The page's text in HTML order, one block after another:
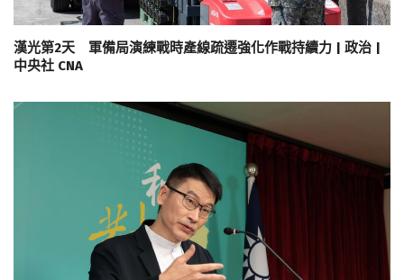
漢光第2天 軍備局演練戰時產線疏遷強化作戰持續力 | 政治 |
中央社 CNA